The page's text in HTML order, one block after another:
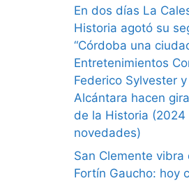
En dos días La
Historia agotó su
“Córdoba una
Entretenimientos
Federico Sylvester
Alcántara hacen
de la Historia (2024
novedades)
San Clemente vibra
Fortín Gaucho: hoy